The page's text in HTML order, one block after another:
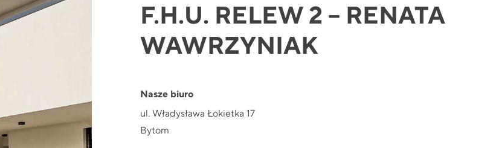
F.H.U. RELEW 2 – RENATA
WAWRZYNIAK
Nasze biuro
ul. Władysława Łokietka 17
Bytom